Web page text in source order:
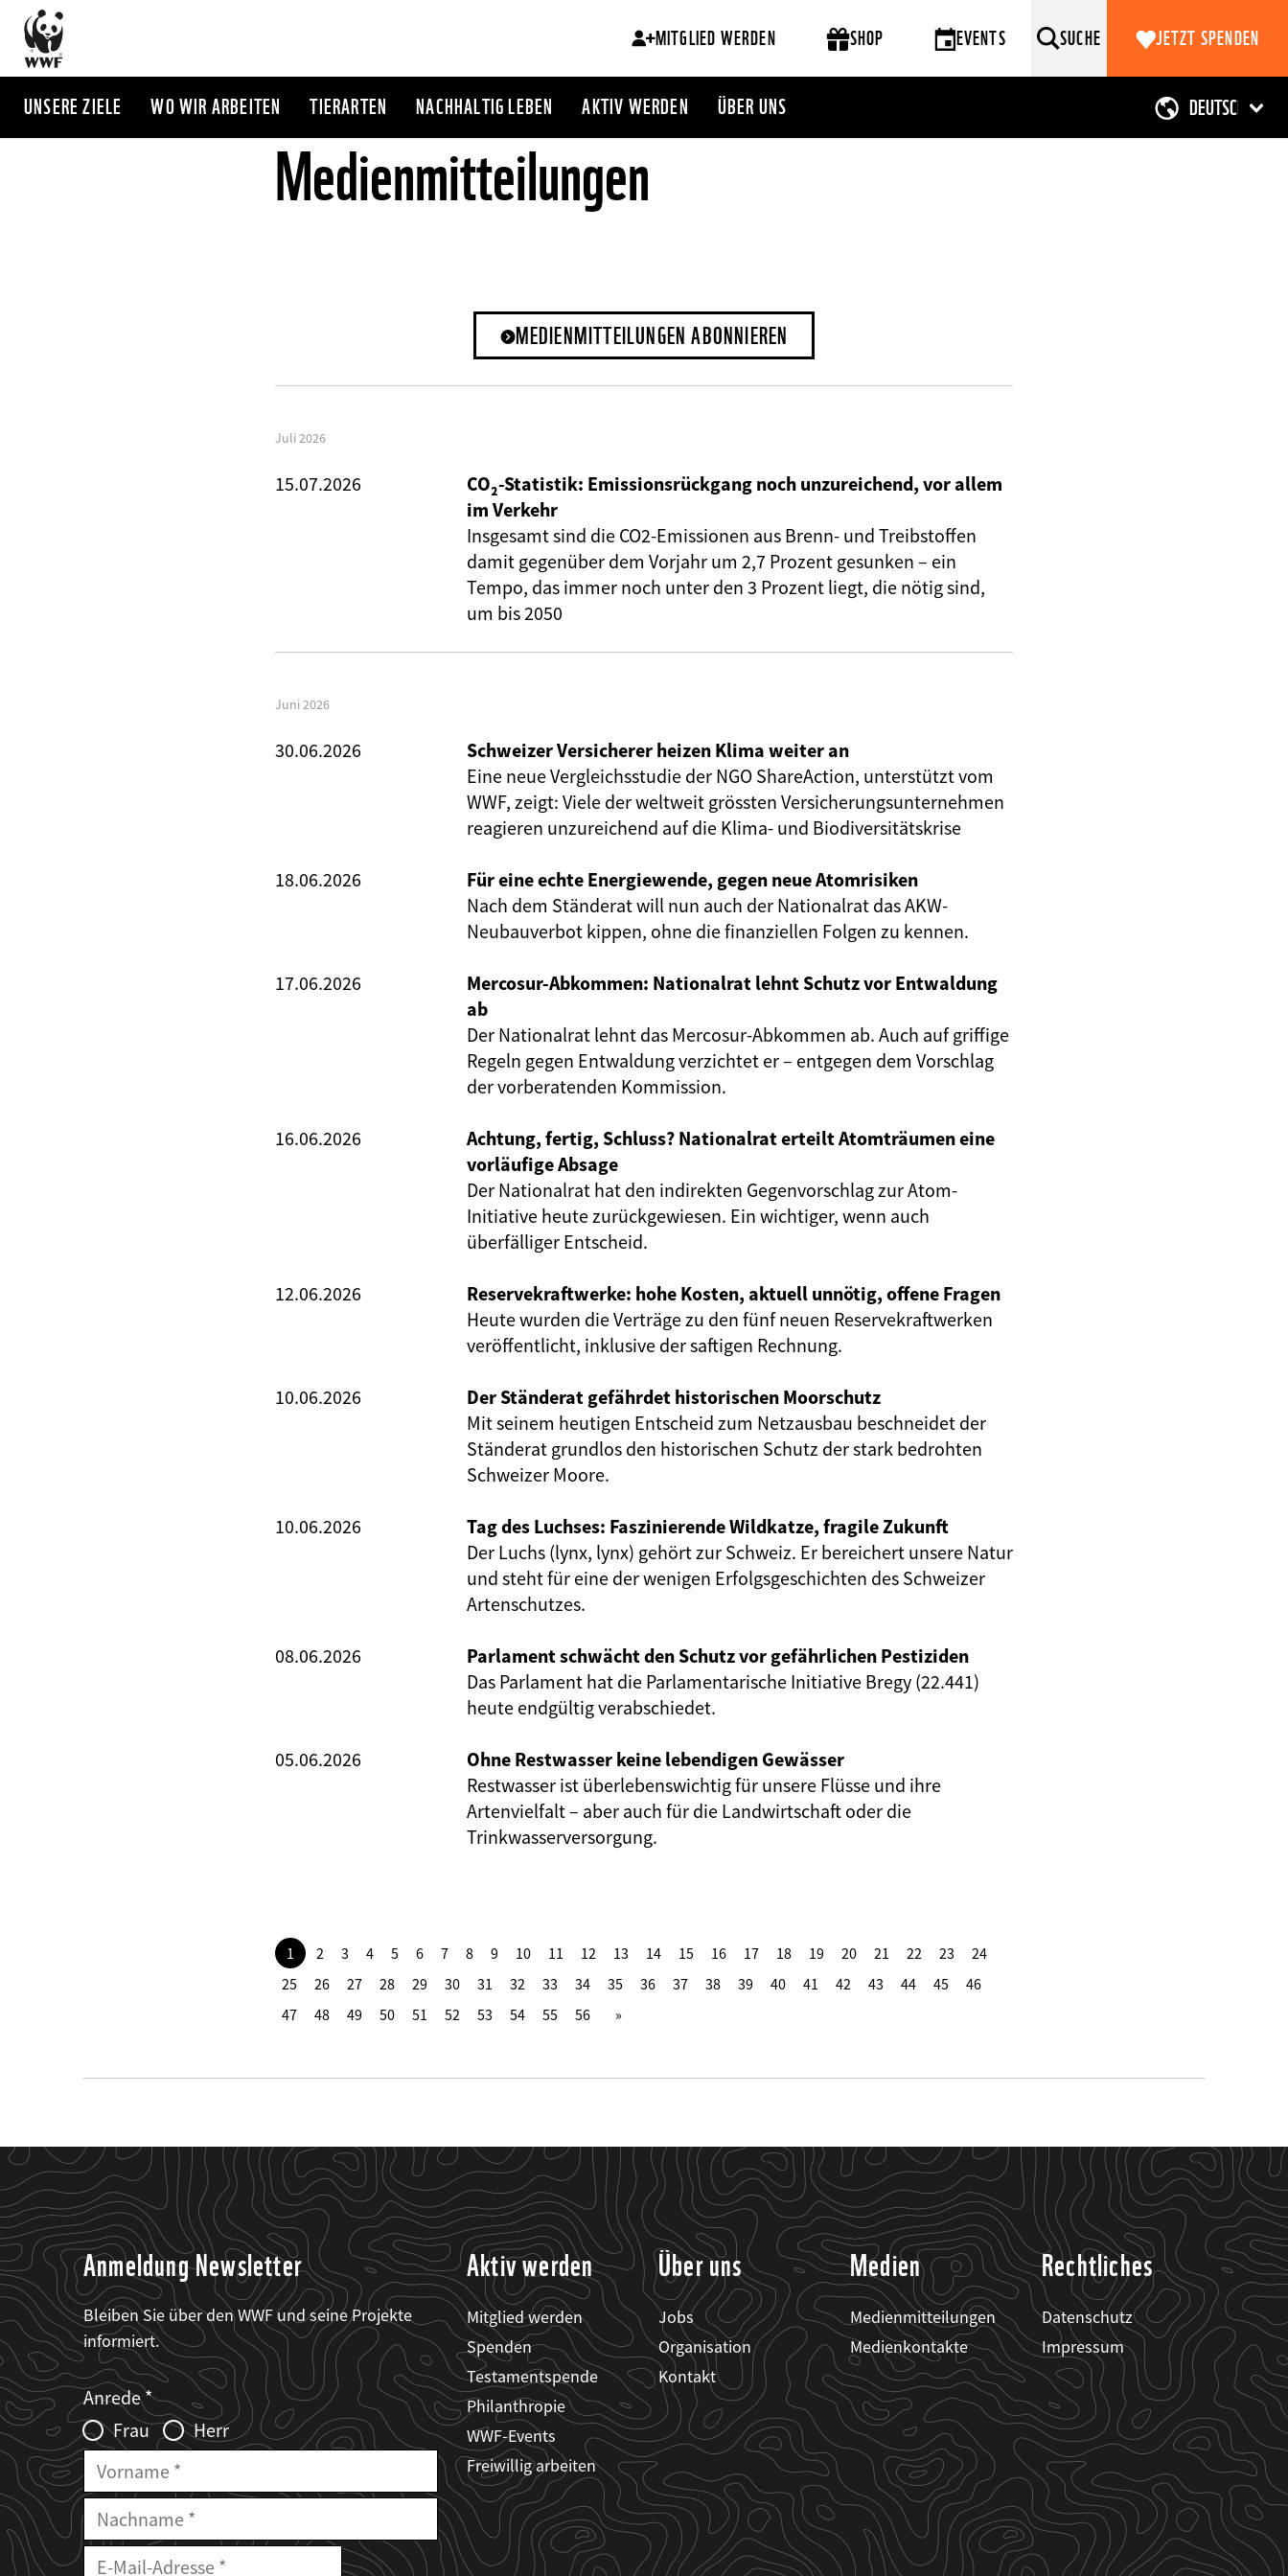
Direkt
zum
Inhalt
MITGLIED WERDEN SHOP EVENTS SUCHE JETZT SPENDEN
UNSERE ZIELE WO WIR ARBEITEN TIERARTEN NACHHALTIG LEBEN AKTIV WERDEN ÜBER UNS
Medienmitteilungen
MEDIENMITTEILUNGEN ABONNIEREN
Juli 2026
15.07.2026
CO₂-Statistik: Emissionsrückgang noch unzureichend, vor allem
im Verkehr
Insgesamt sind die CO2-Emissionen aus Brenn- und Treibstoffen
damit gegenüber dem Vorjahr um 2,7 Prozent gesunken – ein
Tempo, das immer noch unter den 3 Prozent liegt, die nötig sind,
um bis 2050
Juni 2026
30.06.2026
Schweizer Versicherer heizen Klima weiter an
Eine neue Vergleichsstudie der NGO ShareAction, unterstützt vom
WWF, zeigt: Viele der weltweit grössten Versicherungsunternehmen
reagieren unzureichend auf die Klima- und Biodiversitätskrise
18.06.2026
Für eine echte Energiewende, gegen neue Atomrisiken
Nach dem Ständerat will nun auch der Nationalrat das AKW-
Neubauverbot kippen, ohne die finanziellen Folgen zu kennen.
17.06.2026
Mercosur-Abkommen: Nationalrat lehnt Schutz vor Entwaldung
ab
Der Nationalrat lehnt das Mercosur-Abkommen ab. Auch auf griffige
Regeln gegen Entwaldung verzichtet er – entgegen dem Vorschlag
der vorberatenden Kommission.
16.06.2026
Achtung, fertig, Schluss? Nationalrat erteilt Atomträumen eine
vorläufige Absage
Der Nationalrat hat den indirekten Gegenvorschlag zur Atom-
Initiative heute zurückgewiesen. Ein wichtiger, wenn auch
überfälliger Entscheid.
12.06.2026
Reservekraftwerke: hohe Kosten, aktuell unnötig, offene Fragen
Heute wurden die Verträge zu den fünf neuen Reservekraftwerken
veröffentlicht, inklusive der saftigen Rechnung.
10.06.2026
Der Ständerat gefährdet historischen Moorschutz
Mit seinem heutigen Entscheid zum Netzausbau beschneidet der
Ständerat grundlos den historischen Schutz der stark bedrohten
Schweizer Moore.
10.06.2026
Tag des Luchses: Faszinierende Wildkatze, fragile Zukunft
Der Luchs (lynx, lynx) gehört zur Schweiz. Er bereichert unsere Natur
und steht für eine der wenigen Erfolgsgeschichten des Schweizer
Artenschutzes.
08.06.2026
Parlament schwächt den Schutz vor gefährlichen Pestiziden
Das Parlament hat die Parlamentarische Initiative Bregy (22.441)
heute endgültig verabschiedet.
05.06.2026
Ohne Restwasser keine lebendigen Gewässer
Restwasser ist überlebenswichtig für unsere Flüsse und ihre
Artenvielfalt – aber auch für die Landwirtschaft oder die
Trinkwasserversorgung.
1 2 3 4 5 6 7 8 9 10 11 12 13 14 15 16 17 18 19 20 21 22 23
24
25
26 27 28 29 30 31 32 33 34 35 36 37 38 39 40 41 42 43 44 45
46
47
48 49 50 51 52 53 54 55 56
Anmeldung Newsletter
Bleiben Sie über den WWF und seine Projekte
informiert.
Web2Case
Infofelder
Fieldset
anrede_name
Anrede
Frau
Herr
Vorname
Nachname
E-
Mailadresse
Aktiv werden
Mitglied werden
Spenden
Testamentspende
Philanthropie
WWF-Events
Freiwillig arbeiten
Über uns
Jobs
Organisation
Kontakt
Medien
Medienmitteilungen
Medienkontakte
Rechtliches
Datenschutz
Impressum